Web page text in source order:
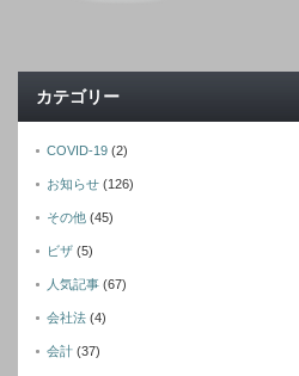
カテゴリー
COVID-19 (2)
お知らせ (126)
その他 (45)
ビザ (5)
人気記事 (67)
会社法 (4)
会計 (37)